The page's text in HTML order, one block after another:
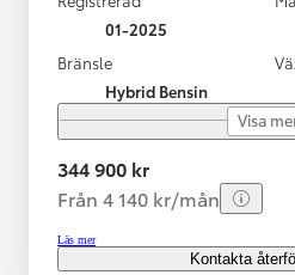
01-2025
Bränsle
Hybrid Bensin
Visa
344 900 kr
Från 4 140 kr/mån
Läs mer
Kontakta